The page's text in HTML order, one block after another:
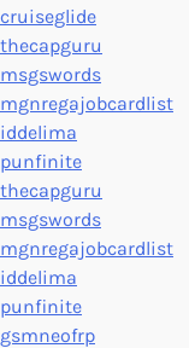
cruiseglide
thecapguru
msgswords
mgnregajobcardlist
iddelima
punfinite
thecapguru
msgswords
mgnregajobcardlist
iddelima
punfinite
gsmneofrp